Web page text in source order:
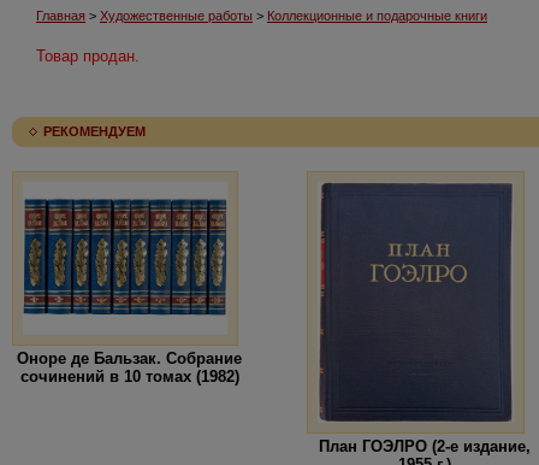
Главная > Художественные работы > Коллекционные и подарочные книги
Товар продан.
РЕКОМЕНДУЕМ
Оноре де Бальзак. Собрание
сочинений в 10 томах (1982)
План ГОЭЛРО (2-е издание,